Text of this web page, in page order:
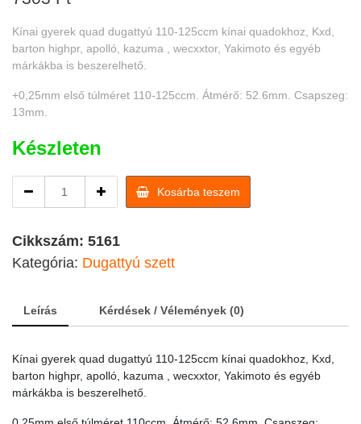
Kínai gyerek quad dugattyú 110-125ccm kínai quadokhoz, Kxd,
barton highpr, apolló, kazuma , wecxxtor, Yakimoto és egyéb
márkákba is beszerelhető.
+0,25mm első túlméret 110-125ccm. Átmérő: 52.6mm. Csapszeg:
13mm.
Készleten
gyerek
dugattyú
125ccm
(túlméret)
Kosárba teszem
Cikkszám: 5161
Kategória: Dugattyú szett
Leírás Kérdések / Vélemények (0)
Kínai gyerek quad dugattyú 110-125ccm kínai quadokhoz, Kxd,
barton highpr, apolló, kazuma , wecxxtor, Yakimoto és egyéb
márkákba is beszerelhető.